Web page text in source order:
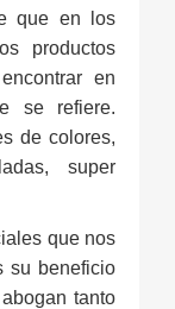
que en los
productos
en
se refiere.
de colores,
super
que nos
su beneficio
tanto